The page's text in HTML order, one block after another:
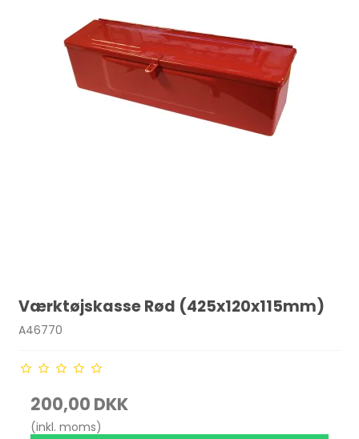
Værktøjskasse Rød (425x120x115mm)
A46770
200,00 DKK
(inkl. moms)